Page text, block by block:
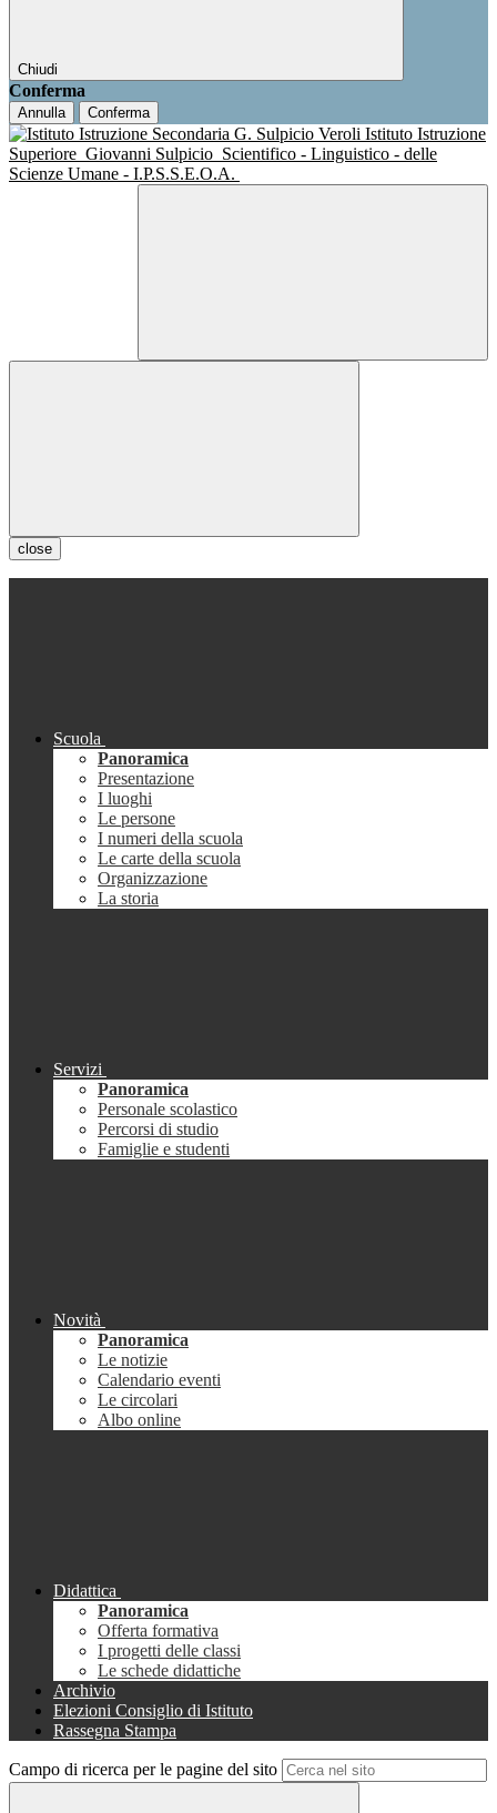
Chiudi
Conferma
Annulla Conferma
Istituto Istruzione
Superiore Giovanni Sulpicio Scientifico - Linguistico - delle
Scienze Umane - I.P.S.S.E.O.A.
close
Scuola
Panoramica
Presentazione
I luoghi
Le persone
I numeri della scuola
Le carte della scuola
Organizzazione
La storia
Servizi
Panoramica
Personale scolastico
Percorsi di studio
Famiglie e studenti
Novità
Panoramica
Le notizie
Calendario eventi
Le circolari
Albo online
Didattica
Panoramica
Offerta formativa
I progetti delle classi
Le schede didattiche
Archivio
Elezioni Consiglio di Istituto
Rassegna Stampa
Campo di ricerca per le pagine del sito